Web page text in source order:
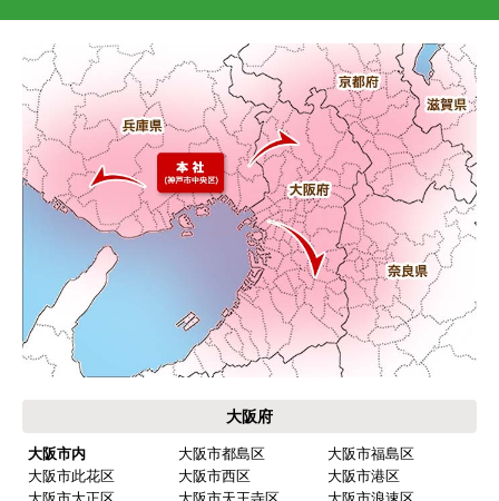
大阪府
大阪市内 大阪市都島区
大阪市福島区
大阪市此花区
大阪市西区
大阪市港区